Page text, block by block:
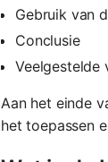
Gebruik van
Conclusie
Veelgestelde
Aan het einde
het toepassen